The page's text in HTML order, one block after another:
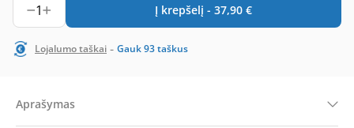
1 Į krepšelį - 37,90 €
Lojalumo taškai - Gauk93taškus
Aprašymas